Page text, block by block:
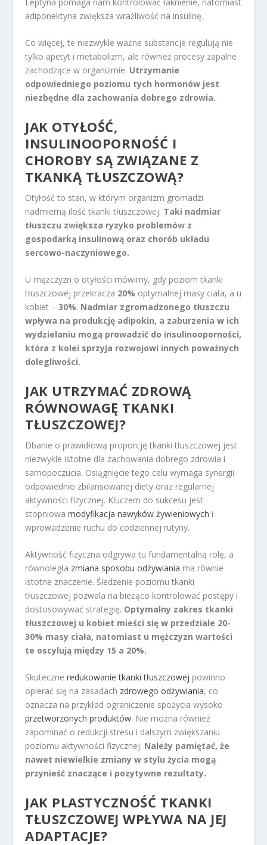
adiponektyna zwiększa wrażliwość na insulinę.
Co więcej, te niezwykle ważne substancje regulują nie
tylko apetyt i metabolizm, ale również procesy zapalne
zachodzące w organizmie. Utrzymanie
odpowiedniego poziomu tych hormonów jest
niezbędne dla zachowania dobrego zdrowia.
JAK OTYŁOŚĆ,
INSULINOOPORNOŚĆ I
CHOROBY SĄ ZWIĄZANE Z
TKANKĄ TŁUSZCZOWĄ?
Otyłość to stan, w którym organizm gromadzi
nadmierną ilość tkanki tłuszczowej. Taki nadmiar
tłuszczu zwiększa ryzyko problemów z
gospodarką insulinową oraz chorób układu
sercowo-naczyniowego.
U mężczyzn o otyłości mówimy, gdy poziom tkanki
tłuszczowej przekracza 20% optymalnej masy ciała, a u
kobiet –30%. Nadmiar zgromadzonego tłuszczu
wpływa na produkcję adipokin, a zaburzenia w ich
wydzielaniu mogą prowadzić do insulinooporności,
która z kolei sprzyja rozwojowi innych poważnych
dolegliwości.
JAK UTRZYMAĆ ZDROWĄ
RÓWNOWAGĘ TKANKI
TŁUSZCZOWEJ?
Dbanie o prawidłową proporcję tkanki tłuszczowej jest
niezwykle istotne dla zachowania dobrego zdrowia i
samopoczucia. Osiągnięcie tego celu wymaga synergii
odpowiednio zbilansowanej diety oraz regularnej
aktywności fizycznej. Kluczem do sukcesu jest
stopniowamodyfikacja nawyków żywieniowych i
wprowadzenie ruchu do codziennej rutyny.
Aktywność fizyczna odgrywa tu fundamentalną rolę, a
równoległa zmiana sposobu odżywiania ma równie
istotne znaczenie. Śledzenie poziomu tkanki
tłuszczowej pozwala na bieżąco kontrolować postępy i
dostosowywać strategię. Optymalny zakres tkanki
tłuszczowej u kobiet mieści się w przedziale 20-
30% masy ciała, natomiast u mężczyzn wartości
te oscylują między 15 a 20%.
Skuteczneredukowanie tkanki tłuszczowej powinno
opierać się na zasadach zdrowego odżywiania, co
oznacza na przykład ograniczenie spożycia wysoko
przetworzonych produktów. Nie można również
zapominać o redukcji stresu i dalszym zwiększaniu
poziomu aktywności fizycznej. Należy pamiętać, że
nawet niewielkie zmiany w stylu życia mogą
przynieść znaczące i pozytywne rezultaty.
JAK PLASTYCZNOŚĆ TKANKI
TŁUSZCZOWEJ WPŁYWA NA JEJ
ADAPTACJE?